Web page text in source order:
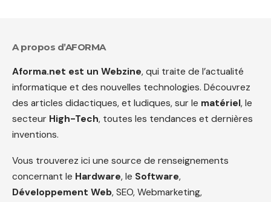
A propos d’AFORMA
Aforma.net est un Webzine, qui traite de l’actualité
informatique et des nouvelles technologies. Découvrez
des articles didactiques, et ludiques, sur le matériel, le
secteur High-Tech, toutes les tendances et dernières
inventions.
Vous trouverez ici une source de renseignements
concernant le Hardware, le Software,
Développement Web, SEO, Webmarketing,